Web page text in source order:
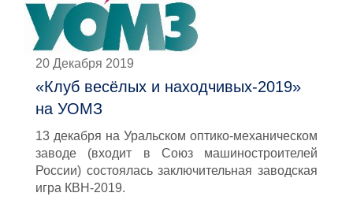
20 Декабря 2019
«Клуб весёлых и находчивых-2019»
на УОМЗ
13 декабря на Уральском оптико-механическом
заводе (входит в Союз машиностроителей
России) состоялась заключительная заводская
игра КВН-2019.